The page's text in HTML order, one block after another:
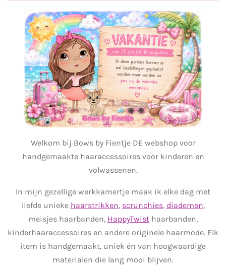
Welkom bij Bows by Fientje DE webshop voor
handgemaakte haaraccessoires voor kinderen en
volwassenen.
In mijn gezellige werkkamertje maak ik elke dag met
liefde unieke haarstrikken, scrunchies, diademen,
meisjes haarbanden, HappyTwist haarbanden,
kinderhaaraccessoires en andere originele haarmode. Elk
item is handgemaakt, uniek én van hoogwaardige
materialen die lang mooi blijven.